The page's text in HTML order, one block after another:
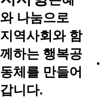
와 나눔으로
지역사회와 함
께하는 행복공
동체를 만들어
갑니다.